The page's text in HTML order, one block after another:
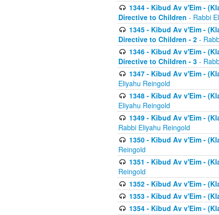
1344 - Kibud Av v'Eim -
Directive to Children - Rabbi
1345 - Kibud Av v'Eim -
Directive to Children - 2 -
1346 - Kibud Av v'Eim -
Directive to Children - 3 -
1347 - Kibud Av v'Eim -
Eliyahu Reingold
1348 - Kibud Av v'Eim -
Eliyahu Reingold
1349 - Kibud Av v'Eim -
Rabbi Eliyahu Reingold
1350 - Kibud Av v'Eim -
Reingold
1351 - Kibud Av v'Eim -
Reingold
1352 - Kibud Av v'Eim -
1353 - Kibud Av v'Eim -
1354 - Kibud Av v'Eim -